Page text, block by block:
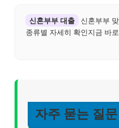
신혼부부 대출
신혼부부
종류별 자세히 확인지금 바
자주 묻는 질문